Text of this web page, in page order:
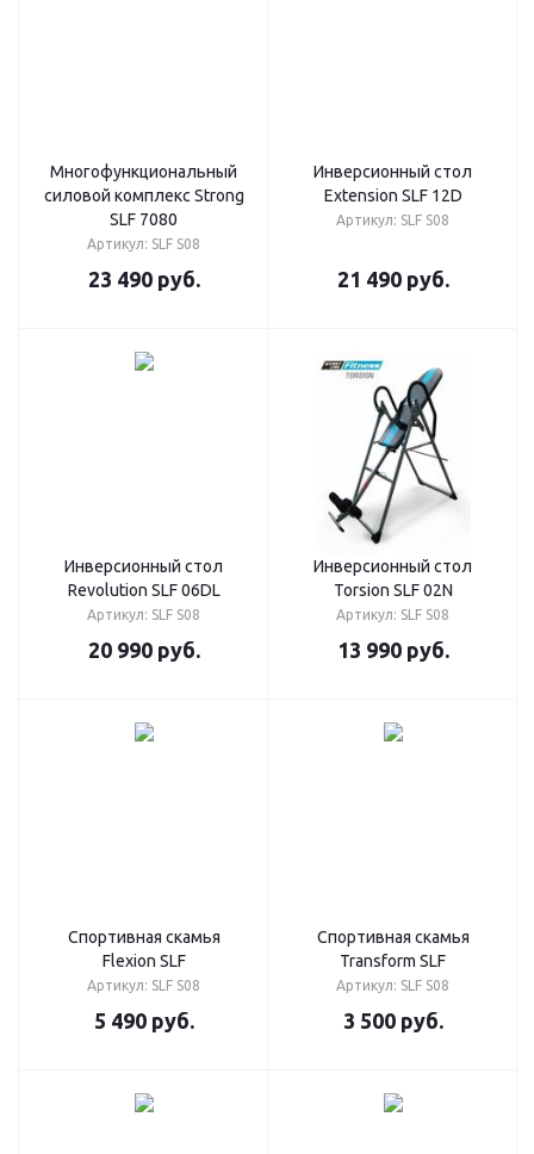
Многофункциональный
силовой комплекс Strong
SLF 7080
Артикул: SLF S08
23 490руб.
Инверсионный стол
Extension SLF 12D
Артикул: SLF S08
21 490руб.
Инверсионный стол
Revolution SLF 06DL
Артикул: SLF S08
20 990руб.
Инверсионный стол
Torsion SLF 02N
Артикул: SLF S08
13 990руб.
Спортивная скамья
Flexion SLF
Артикул: SLF S08
5 490руб.
Спортивная скамья
Transform SLF
Артикул: SLF S08
3 500руб.